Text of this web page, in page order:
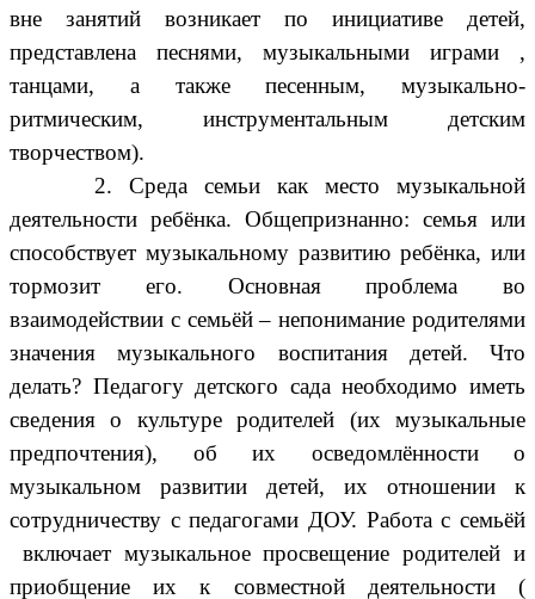
вне занятий возникает по инициативе детей,
представлена песнями, музыкальными играми ,
танцами, а также песенным, музыкально-
ритмическим, инструментальным детским
творчеством).
2. Среда семьи как место музыкальной
деятельности ребёнка. Общепризнанно: семья или
способствует музыкальному развитию ребёнка, или
тормозит его. Основная проблема во
взаимодействии с семьёй – непонимание родителями
значения музыкального воспитания детей. Что
делать? Педагогу детского сада необходимо иметь
сведения о культуре родителей (их музыкальные
предпочтения), об их осведомлённости о
музыкальном развитии детей, их отношении к
сотрудничеству с педагогами ДОУ. Работа с семьёй
включает музыкальное просвещение родителей и
приобщение их к совместной деятельности (